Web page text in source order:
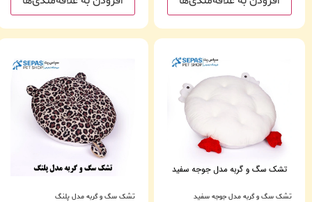
تشک سگ و گربه مدل جوجه سفید تشک سگ و گربه مدل پلنگ